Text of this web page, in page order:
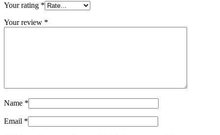
Your rating *
Your review *
Name *
Email *